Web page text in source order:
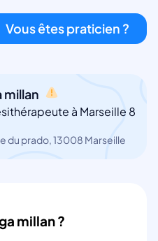
Vous êtes praticien ?
millan
à Marseille 8
du prado, 13008 Marseille
millan ?